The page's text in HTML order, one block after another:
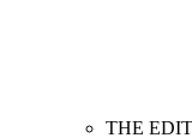
THE EDIT